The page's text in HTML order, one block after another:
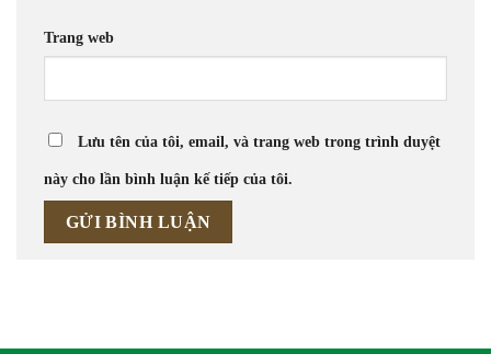
Trang web
Lưu tên của tôi, email, và trang web trong trình duyệt
này cho lần bình luận kế tiếp của tôi.